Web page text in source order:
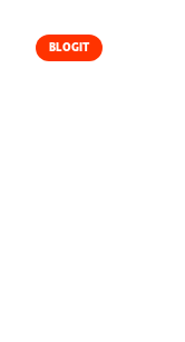
BLOGIT